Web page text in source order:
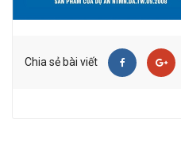
Chia sẻ bài viết